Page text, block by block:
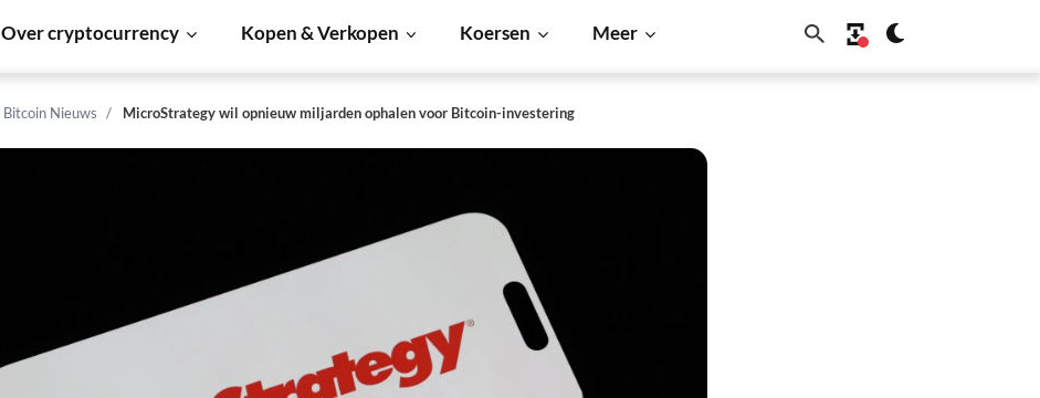
Over cryptocurrency Kopen & Verkopen Koersen Meer
Bitcoin Nieuws MicroStrategy wil opnieuw miljarden ophalen voor Bitcoin-investering